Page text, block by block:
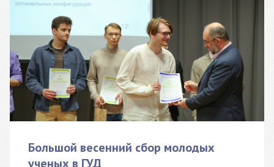
Большой весенний сбор молодых
ученых в ГУД